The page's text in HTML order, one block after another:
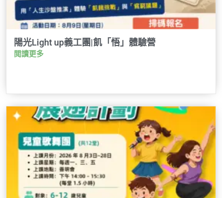
陽光Light up義工團|飢「悟」體驗營
閲讀更多